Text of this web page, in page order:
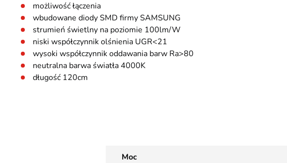
możliwość łączenia
wbudowane diody SMD firmy SAMSUNG
strumień świetlny na poziomie 100lm/W
niski współczynnik olśnienia UGR<21
wysoki współczynnik oddawania barw Ra>80
neutralna barwa światła 4000K
długość 120cm
Moc